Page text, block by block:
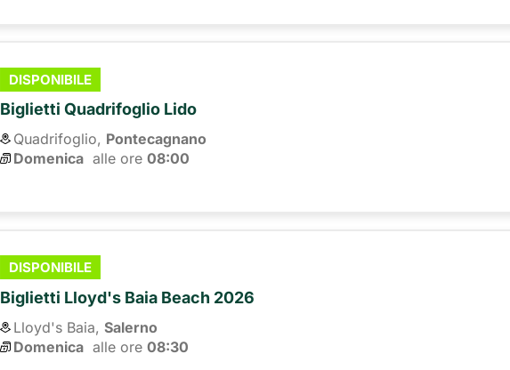
DISPONIBILE
Biglietti Quadrifoglio Lido
Quadrifoglio, Pontecagnano
Domenica alle ore 08:00
DISPONIBILE
Biglietti Lloyd's Baia Beach 2026
Lloyd's Baia, Salerno
Domenica alle ore 08:30